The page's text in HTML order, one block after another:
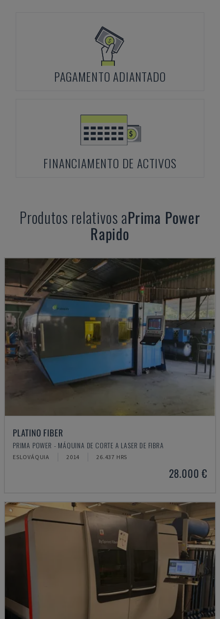
PAGAMENTO ADIANTADO
FINANCIAMENTO DE ACTIVOS
Produtos relativos aPrima Power
Rapido
PLATINO FIBER
PRIMA POWER - MÁQUINA DE CORTE A LASER DE FIBRA
ESLOVÁQUIA 2014 26.437 HRS
28.000 €